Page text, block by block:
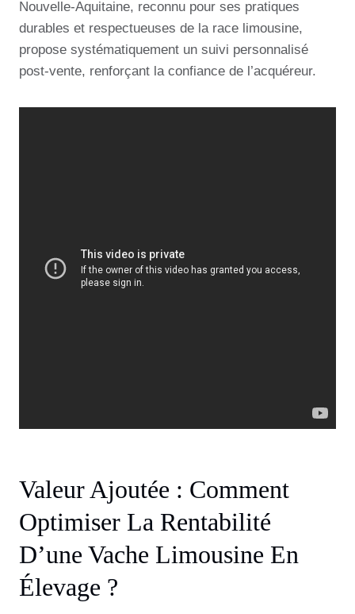
Nouvelle-Aquitaine, reconnu pour ses pratiques
durables et respectueuses de la race limousine,
propose systématiquement un suivi personnalisé
post-vente, renforçant la confiance de l’acquéreur.
Valeur Ajoutée : Comment
Optimiser La Rentabilité
D’une Vache Limousine En
Élevage ?